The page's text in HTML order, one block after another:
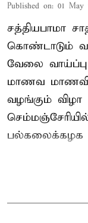
Published on: 01 May
சத்தியபாமா
கொண்டாடும்
வேலை
மாணவ
வழங்கும்
பல்கலைக்கழக